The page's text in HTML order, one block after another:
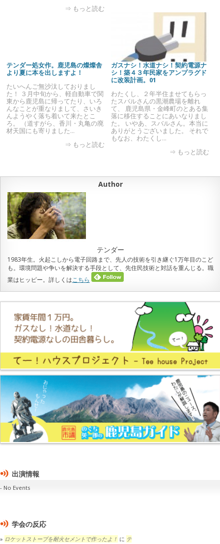
⇒ もっと読む
テンダー処女作。鹿児島の燦燦舎
より夏に本を出しますよ！
たいへんご無沙汰しておりまし
た！ ３月中旬から、軽自動車で関
東から鹿児島に帰ってたり、いろ
んなことが重なりまして、さいき
んようやく落ち着いて来たとこ
ろ。 （道すがら、香川・丸亀の廃
材天国にも寄りました…
⇒ もっと読む
ガスナシ！水道ナシ！契約電源ナ
シ！築４３年民家をアンプラグド
に改装計画。01
わたくし、２年半住ませてもらっ
たスバルさんの黒潮農場を離れ
て、 鹿児島県・金峰町のとある集
落に移住することにあいなりまし
た。 いやあ、スバルさん。本当に
ありがとうございました。 それで
もなお、わたくし…
⇒ もっと読む
Author
テンダー
1983年生。火起こしから電子回路まで、先人の技術を引き継ぐ1万年目のこど
も。環境問題や争いを解決する手段として、先住民技術と対話を重んじる。職
業はヒッピー。詳しくは こちら
出演情報
No Events
学会の反応
ロケットストーブを耐火セメントで作ったよ！ に テ